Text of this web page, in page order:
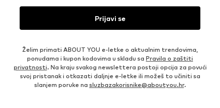
Prijavi se
Želim primati ABOUT YOU e-letke o aktualnim trendovima,
ponudama i kupon kodovima u skladu sa Pravila o zaštiti
privatnosti. Na kraju svakog newslettera postoji opcija za povući
svoj pristanak i otkazati daljnje e-letke ili možeš to učiniti sa
slanjem poruke na sluzbazakorisnike@aboutyou.hr.